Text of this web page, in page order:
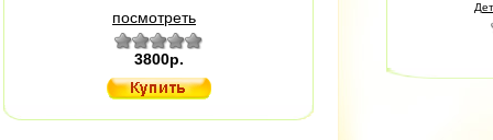
посмотреть
3800р.